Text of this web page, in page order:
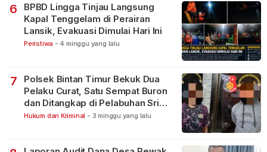
6
BPBD Lingga Tinjau Langsung
Kapal Tenggelam di Perairan
Lansik, Evakuasi Dimulai Hari Ini
Peristiwa - 4 minggu yang lalu
7
Polsek Bintan Timur Bekuk Dua
Pelaku Curat, Satu Sempat Buron
dan Ditangkap di Pelabuhan Sri
Bintan Pura
Hukum dan Kriminal - 3 minggu yang lalu